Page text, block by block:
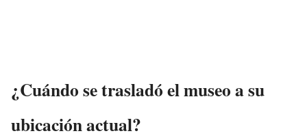
¿Cuándo se trasladó el museo a su
ubicación actual?